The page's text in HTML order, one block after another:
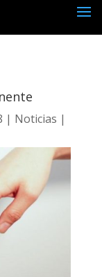
| Noticias